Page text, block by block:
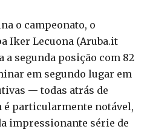
o campeonato, o
Iker Lecuona (Aruba.it
a segunda posição com 82
em segundo lugar em
— todas atrás de
é particularmente notável,
impressionante série de